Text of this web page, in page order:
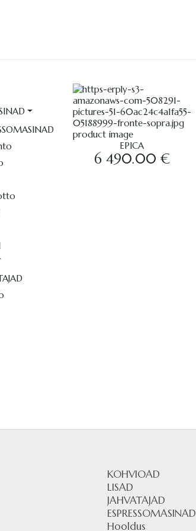
EPICA
6 490.00 €
KOHVIOAD
LISAD
JAHVATAJAD
ESPRESSOMASINAD
Hooldus